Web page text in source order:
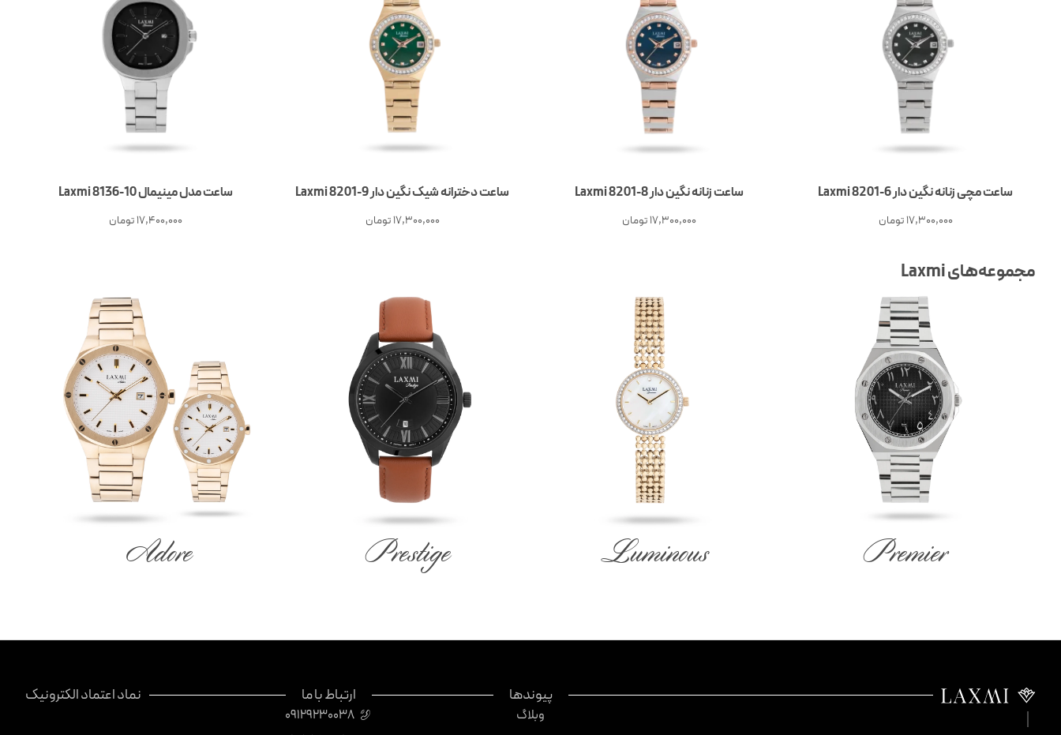
ساعت مچی زنانه نگین دار Laxmi 8201-6
17,300,000تومان
ساعت زنانه نگین دار Laxmi 8201-8
17,300,000تومان
ساعت دخترانه شیک نگین دار Laxmi 8201-9
17,300,000تومان
ساعت مدل مینیمال Laxmi 8136-10
17,400,000تومان
مجموعه‌های Laxmi
Premier
Luminous
Prestige
Adore
پیوندها
وبلاگ
ارتباط با ما
09129230038
نماد اعتماد الکترونیک